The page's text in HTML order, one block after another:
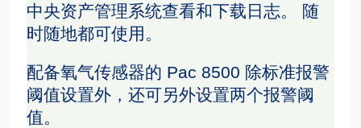
中央资产管理系统查看和下载日志。 随
时随地都可使用。
配备氧气传感器的 Pac 8500 除标准报警
阈值设置外，还可另外设置两个报警阈
值。